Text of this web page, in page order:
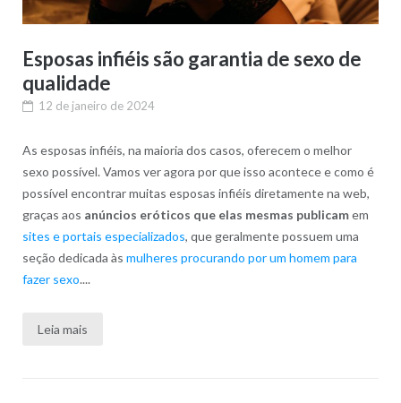
Esposas infiéis são garantia de sexo de
qualidade
12 de janeiro de 2024
As esposas infiéis, na maioria dos casos, oferecem o melhor
sexo possível. Vamos ver agora por que isso acontece e como é
possível encontrar muitas esposas infiéis diretamente na web,
graças aos anúncios eróticos que elas mesmas publicamem
sites e portais especializados, que geralmente possuem uma
seção dedicada às mulheres procurando por um homem para
fazer sexo....
Leia mais